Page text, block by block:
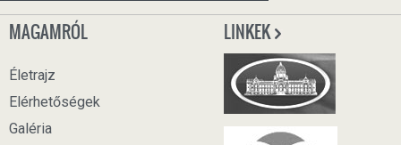
MAGAMRÓL
Életrajz
Elérhetőségek
Galéria
LINKEK